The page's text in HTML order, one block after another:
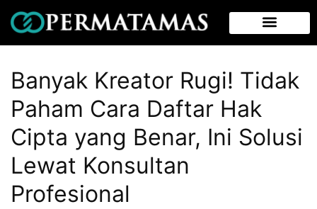
Banyak Kreator Rugi! Tidak
Paham Cara Daftar Hak
Cipta yang Benar, Ini Solusi
Lewat Konsultan
Profesional